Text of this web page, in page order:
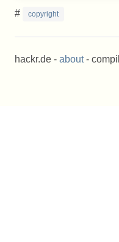
# copyright
hackr.de - about-